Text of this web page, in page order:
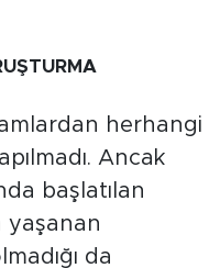
herhangi
Ancak
başlatılan
yaşanan
da